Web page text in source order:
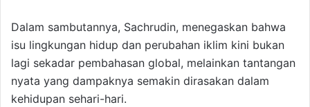
Dalam sambutannya, Sachrudin, menegaskan bahwa
isu lingkungan hidup dan perubahan iklim kini bukan
lagi sekadar pembahasan global, melainkan tantangan
nyata yang dampaknya semakin dirasakan dalam
kehidupan sehari-hari.